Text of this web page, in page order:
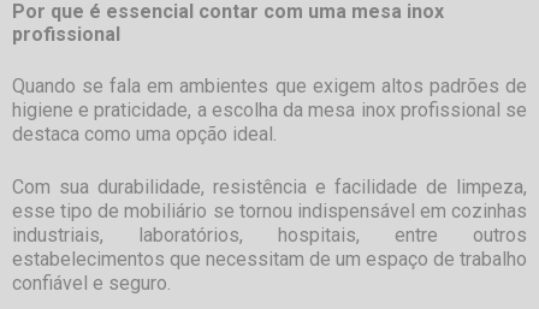
Por que é essencial contar com uma mesa inox
profissional
Quando se fala em ambientes que exigem altos padrões de
higiene e praticidade, a escolha damesa inox profissional se
destaca como uma opção ideal.
Com sua durabilidade, resistência e facilidade de limpeza,
esse tipo de mobiliário se tornou indispensável em cozinhas
industriais, laboratórios, hospitais, entre outros
estabelecimentos que necessitam de um espaço de trabalho
confiável e seguro.